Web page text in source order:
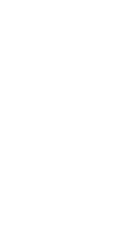
導入しました。テ
オプションがもっ
時間が1週間から1